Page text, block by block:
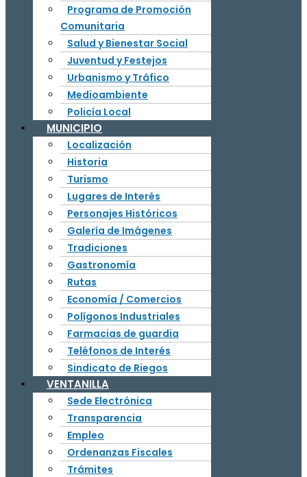
Programa de Promoción
Comunitaria
Salud y Bienestar Social
Juventud y Festejos
Urbanismo y Tráfico
Medioambiente
Policía Local
MUNICIPIO
Localización
Historia
Turismo
Lugares de Interés
Personajes Históricos
Galería de Imágenes
Tradiciones
Gastronomía
Rutas
Economía / Comercios
Polígonos Industriales
Farmacias de guardia
Teléfonos de Interés
Sindicato de Riegos
VENTANILLA
Sede Electrónica
Transparencia
Empleo
Ordenanzas Fiscales
Trámites